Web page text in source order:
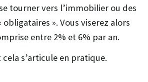
tourner vers l’immobilier ou des
». Vous viserez alors
entre 2% et 6% par an.
s’articule en pratique.